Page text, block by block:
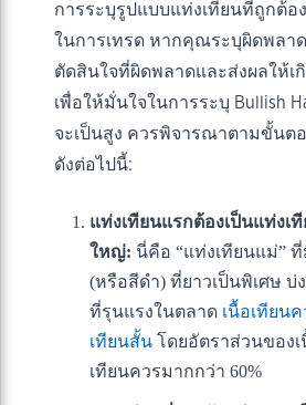
การระบุรูปแบบแท่งเทียนที่ถูกต้อ
ในการเทรด หากคุณระบุผิดพลา
ตัดสินใจที่ผิดพลาดและส่งผลให้เ
เพื่อให้มั่นใจในการระบุ Bullish
จะเป็นสูง ควรพิจารณาตามขั้น
ดังต่อไปนี้:
แท่งเทียนแรกต้องเป็นแท่งเ
ใหญ่: นี่คือ “แท่งเทียนแม่”
(หรือสีดำ) ที่ยาวเป็นพิเศษ บ่
ที่รุนแรงในตลาด เนื้อเทียน
เทียนสั้น โดยอัตราส่วนของ
เทียนควรมากกว่า 60%